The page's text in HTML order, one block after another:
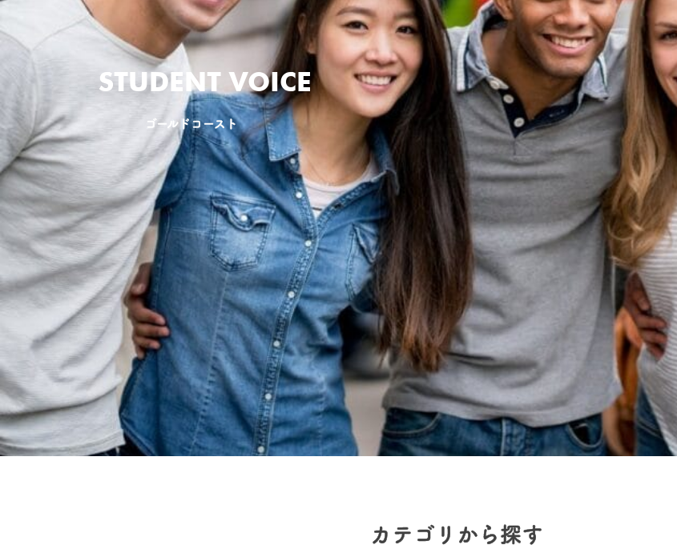
STUDENT VOICE
ゴールドコースト
カテゴリから探す